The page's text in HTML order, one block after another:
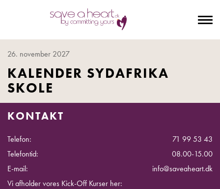
26. november 2027
KALENDER SYDAFRIKA
SKOLE
KONTAKT
Telefon:
71 99 53 43
Telefontid:
08.00-15.00
E-mail:
info@saveaheart.dk
Vi afholder vores Kick-Off Kurser her: